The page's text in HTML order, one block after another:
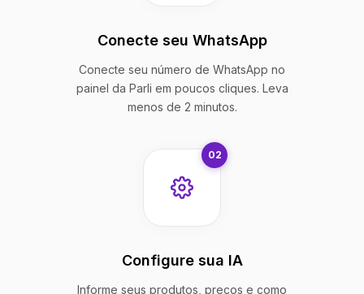
Conecte seu WhatsApp
Conecte seu número de WhatsApp no
painel da Parli em poucos cliques. Leva
menos de 2 minutos.
02
Configure sua IA
Informe seus produtos, preços e como